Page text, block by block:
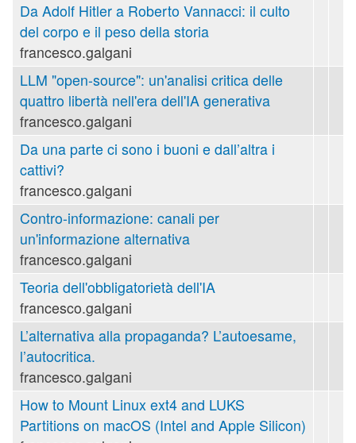
Da Adolf Hitler a Roberto Vannacci: il culto
del corpo e il peso della storia
francesco.galgani
LLM "open-source": un'analisi critica delle
quattro libertà nell'era dell'IA generativa
francesco.galgani
Da una parte ci sono i buoni e dall’altra i
cattivi?
francesco.galgani
Contro-informazione: canali per
un'informazione alternativa
francesco.galgani
Teoria dell'obbligatorietà dell'IA
francesco.galgani
L’alternativa alla propaganda? L’autoesame,
l’autocritica.
francesco.galgani
How to Mount Linux ext4 and LUKS
Partitions on macOS (Intel and Apple Silicon)